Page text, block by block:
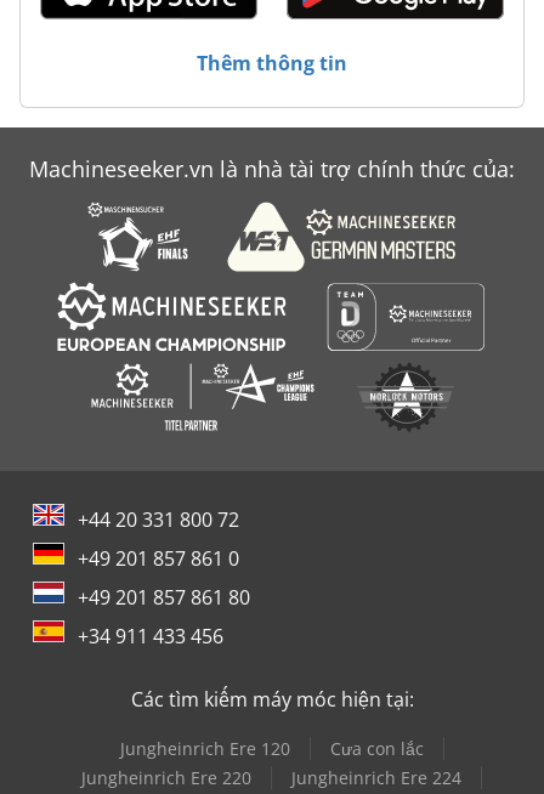
Thêm thông tin
Machineseeker.vn là nhà tài trợ chính thức của:
+44 20 331 800 72
+49 201 857 861 0
+49 201 857 861 80
+34 911 433 456
Các tìm kiếm máy móc hiện tại:
Jungheinrich Ere 120
Cưa con lắc
Jungheinrich Ere 220
Jungheinrich Ere 224